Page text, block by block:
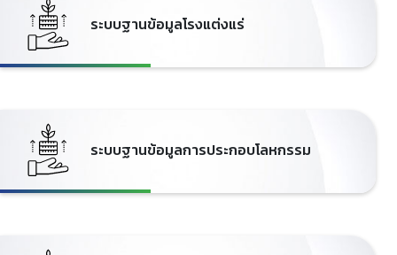
ระบบฐานข้อมูลโรงแต่งแร่
ระบบฐานข้อมูลการประกอบโลหกรรม